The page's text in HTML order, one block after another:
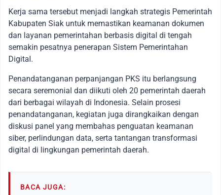
Kerja sama tersebut menjadi langkah strategis Pemerintah
Kabupaten Siak untuk memastikan keamanan dokumen
dan layanan pemerintahan berbasis digital di tengah
semakin pesatnya penerapan Sistem Pemerintahan
Digital.
Penandatanganan perpanjangan PKS itu berlangsung
secara seremonial dan diikuti oleh 20 pemerintah daerah
dari berbagai wilayah di Indonesia. Selain prosesi
penandatanganan, kegiatan juga dirangkaikan dengan
diskusi panel yang membahas penguatan keamanan
siber, perlindungan data, serta tantangan transformasi
digital di lingkungan pemerintah daerah.
BACA JUGA: